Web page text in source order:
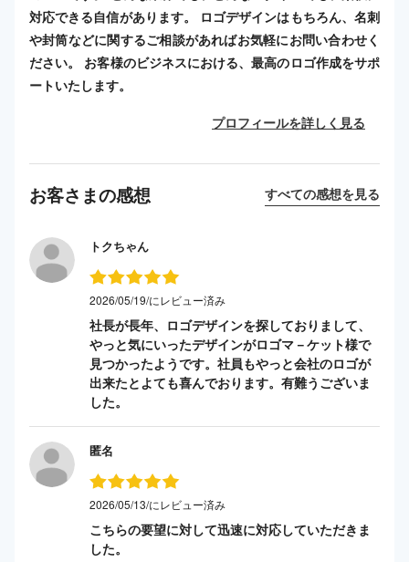
対応できる自信があります。 ロゴデザインはもちろん、名刺
や封筒などに関するご相談があればお気軽にお問い合わせく
ださい。 お客様のビジネスにおける、最高のロゴ作成をサポ
ートいたします。
プロフィールを詳しく見る
お客さまの感想 すべての感想を見る
トクちゃん
2026/05/19/にレビュー済み
社長が長年、ロゴデザインを探しておりまして、
やっと気にいったデザインがロゴマ－ケット様で
見つかったようです。社員もやっと会社のロゴが
出来たとよても喜んでおります。有難うございま
した。
匿名
2026/05/13/にレビュー済み
こちらの要望に対して迅速に対応していただきま
した。